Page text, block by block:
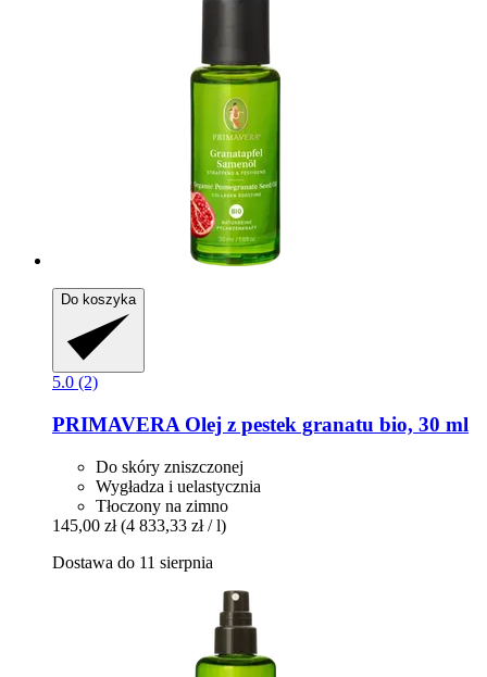
Do koszyka
5.0 (2)
PRIMAVERA Olej z pestek granatu bio, 30 ml
Do skóry zniszczonej
Wygładza i uelastycznia
Tłoczony na zimno
145,00 zł (4 833,33 zł / l)
Dostawa do 11 sierpnia